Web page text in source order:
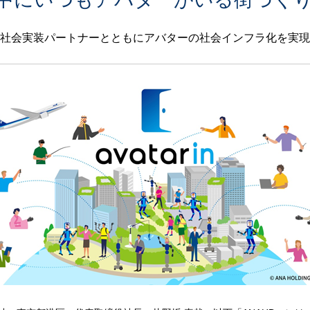
会実装パートナーとともにアバターの社会インフラ化を実